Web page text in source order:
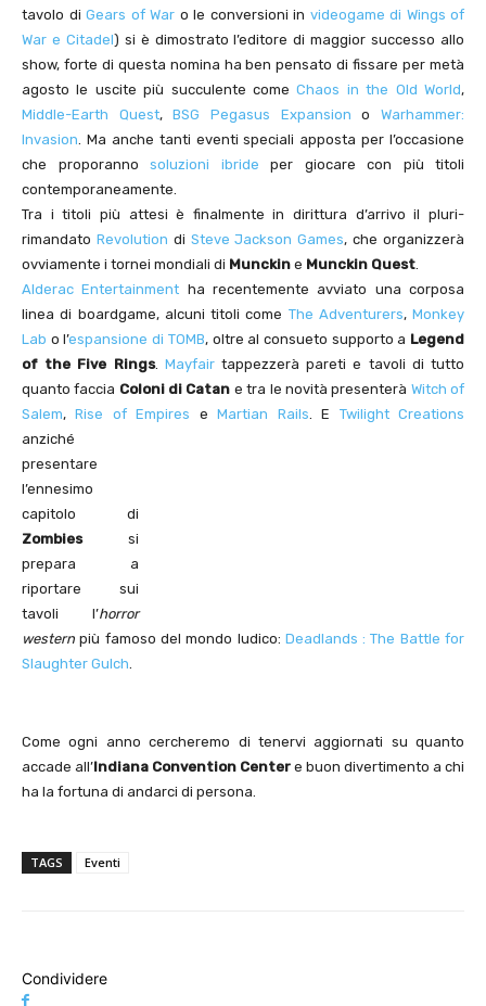
tavolo di Gears of War o le conversioni in videogame di Wings of
War e Citadel) si è dimostrato l’editore di maggior successo allo
show, forte di questa nomina ha ben pensato di fissare per metà
agosto le uscite più succulente comeChaos in the Old World,
Middle-Earth Quest,BSG Pegasus Expansion oWarhammer:
Invasion. Ma anche tanti eventi speciali apposta per l’occasione
che proporanno soluzioni ibride per giocare con più titoli
contemporaneamente.
Tra i titoli più attesi è finalmente in dirittura d’arrivo il pluri-
rimandato Revolution di Steve Jackson Games, che organizzerà
ovviamente i tornei mondiali di Munckin e Munckin Quest.
Alderac Entertainment ha recentemente avviato una corposa
linea di boardgame, alcuni titoli come The Adventurers, Monkey
Lab o l’espansione di TOMB, oltre al consueto supporto a Legend
of the Five Rings. Mayfairtappezzerà pareti e tavoli di tutto
quanto faccia Coloni di Catan e tra le novità presenterà Witch of
Salem,Rise of Empires eMartian Rails.E Twilight Creations
anziché
presentare
l’ennesimo
capitolo di
Zombiessi
prepara a
riportare sui
tavoli l’horror
western più famoso del mondo ludico: Deadlands : The Battle for
Slaughter Gulch.
Come ogni anno cercheremo di tenervi aggiornati su quanto
accade all’Indiana Convention Center e buon divertimento a chi
ha la fortuna di andarci di persona.
TAGS Eventi
Condividere